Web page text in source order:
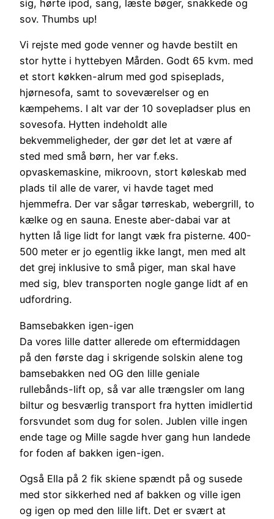
sig, hørte ipod, sang, læste bøger, snakkede og
sov. Thumbs up!
Vi rejste med gode venner og havde bestilt en
stor hytte i hyttebyen Mården. Godt 65 kvm. med
et stort køkken-alrum med god spiseplads,
hjørnesofa, samt to soveværelser og en
kæmpehems. I alt var der 10 sovepladser plus en
sovesofa. Hytten indeholdt alle
bekvemmeligheder, der gør det let at være af
sted med små børn, her var f.eks.
opvaskemaskine, mikroovn, stort køleskab med
plads til alle de varer, vi havde taget med
hjemmefra. Der var sågar tørreskab, webergrill, to
kælke og en sauna. Eneste aber-dabai var at
hytten lå lige lidt for langt væk fra pisterne. 400-
500 meter er jo egentlig ikke langt, men med alt
det grej inklusive to små piger, man skal have
med sig, blev transporten nogle gange lidt af en
udfordring.
Bamsebakken igen-igen
Da vores lille datter allerede om eftermiddagen
på den første dag i skrigende solskin alene tog
bamsebakken ned OG den lille geniale
rullebånds-lift op, så var alle trængsler om lang
biltur og besværlig transport fra hytten imidlertid
forsvundet som dug for solen. Jublen ville ingen
ende tage og Mille sagde hver gang hun landede
for foden af bakken igen-igen.
Også Ella på 2 fik skiene spændt på og susede
med stor sikkerhed ned af bakken og ville igen
og igen op med den lille lift. Det er svært at